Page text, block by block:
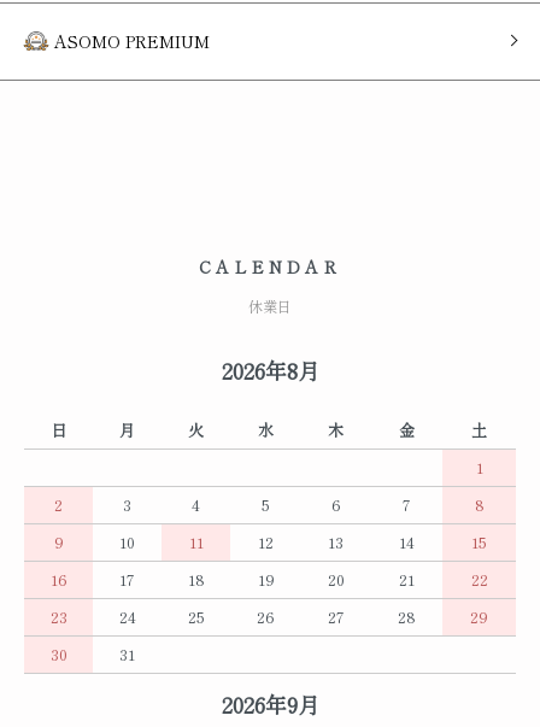
ASOMO PREMIUM
CALENDAR
休業日
2026年8月
日 月 火 水 木 金
土
1
2
3 4 5 6 7
8
9
10 11 12 13 14
15
16
17 18 19 20 21
22
23
24 25 26 27 28
29
30
31
2026年9月